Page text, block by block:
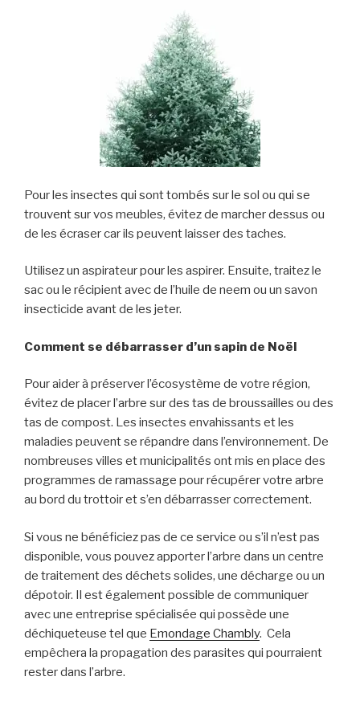
Pour les insectes qui sont tombés sur le sol ou qui se
trouvent sur vos meubles, évitez de marcher dessus ou
de les écrasercarils peuvent laisser des taches.
Utilisez un aspirateur pour les aspirer. Ensuite, traitez le
sac ou le récipient avec de l’huile de neem ou un savon
insecticide avant de les jeter.
Comment se débarrasser d’un sapin de Noël
Pour aider à préserver l’écosystème de votre région,
évitez de placer l’arbre sur des tas de broussailles ou des
tas de compost. Les insectes envahissants et les
maladies peuventse répandre dans l’environnement. De
nombreuses villes etmunicipalités ont mis en place des
programmes de ramassage pour récupérer votre arbre
au bord du trottoir et s’en débarrasser correctement.
Si vous ne bénéficiez pas de ce service ou s’il n’est pas
disponible, vous pouvez apporter l’arbre dans un centre
de traitement des déchets solides, une décharge ou un
dépotoir. Il est également possible de communiquer
avec une entreprise spécialisée qui possède une
déchiqueteuse tel que Emondage Chambly. Cela
empêchera la propagation des parasites qui pourraient
rester dans l’arbre.